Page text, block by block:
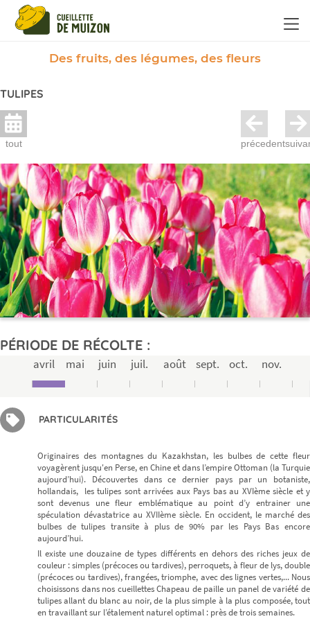
Des fruits, des légumes, des fleurs
TULIPES
tout précedent
PÉRIODE DE RÉCOLTE :
avril mai juin juil. août sept. oct. nov.
PARTICULARITÉS
Originaires des montagnes du Kazakhstan, les bulbes de cette fleur
voyagèrent jusqu'en Perse, en Chine et dans l’empire Ottoman (la Turquie
aujourd’hui). Découvertes dans ce dernier pays par un botaniste,
hollandais, les tulipes sont arrivées aux Pays bas au XVIème siècle et y
sont devenus une fleur emblématique au point d’y entrainer une
spéculation dévastatrice au XVIIème siècle. En occident, le marché des
bulbes de tulipes transite à plus de 90% par les Pays Bas encore
aujourd’hui.
Il existe une douzaine de types différents en dehors des riches jeux de
couleur : simples (précoces ou tardives), perroquets, à fleur de lys, double
(précoces ou tardives), frangées, triomphe, avec des lignes vertes,... Nous
choisissons dans nos cueillettes Chapeau de paille un panel de variété de
tulipes allant du blanc au noir, de la plus simple à la plus composée, tout
en travaillant sur l’étalement naturel optimal : près de trois semaines.
Panneau de gestion des cookies